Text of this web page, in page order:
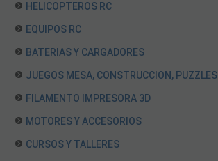
HELICOPTEROS RC
EQUIPOS RC
BATERIAS Y CARGADORES
JUEGOS MESA, CONSTRUCCION, PUZZLES
FILAMENTO IMPRESORA 3D
MOTORES Y ACCESORIOS
CURSOS Y TALLERES